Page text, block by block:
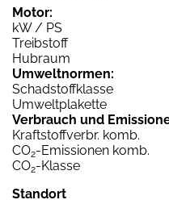
Motor:
kW / PS
Treibstoff
Hubraum
Umweltnormen:
Schadstoffklasse
Umweltplakette
Verbrauch und
Kraftstoffverbr. komb.
CO2-Emissionen komb.
CO2-Klasse
Standort